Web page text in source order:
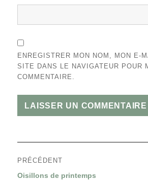
ENREGISTRER MON NOM, MON E-
SITE DANS LE NAVIGATEUR POUR
COMMENTAIRE.
de
PRÉCÉDENT
Article
Oisillons de printemps